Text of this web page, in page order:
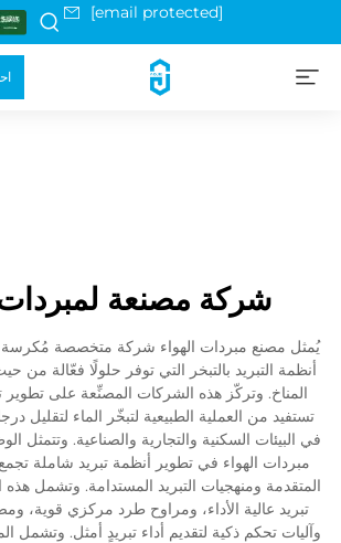
[email protected]
شركة مصنعة لمبردات
يُمثل مصنع مبردات الهواء شركة متخصصة مُكرسة
أنظمة التبريد بالتبخر التي توفر حلولًا فعّالة من
المناخ. وتركّز هذه الشركات المصنِّعة على تطوير
تستفيد من العملية الطبيعية لتبخّر الماء لتقليل
في البيئات السكنية والتجارية والصناعية. وتتمثل
مبردات الهواء في تطوير أنظمة تبريد شاملة
المتقدمة ومنهجيات التبريد المستدامة. وتشمل
تبريد عالية الأداء، ومراوح طرد مركزي قوية،
وآليات تحكم ذكية لتقديم أداء تبريدٍ أمثل. وتشمل